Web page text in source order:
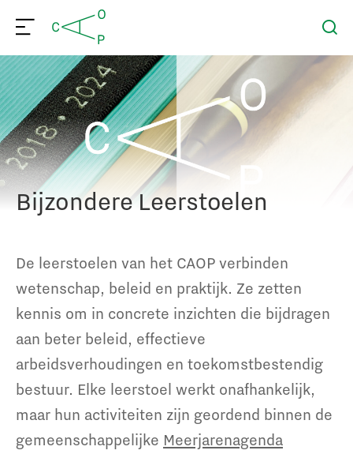
Bijzondere Leerstoelen
De leerstoelen van het CAOP verbinden
wetenschap, beleid en praktijk. Ze zetten
kennis om in concrete inzichten die bijdragen
aan beter beleid, effectieve
arbeidsverhoudingen en toekomstbestendig
bestuur. Elke leerstoel werkt onafhankelijk,
maar hun activiteiten zijn geordend binnen de
gemeenschappelijke Meerjarenagenda